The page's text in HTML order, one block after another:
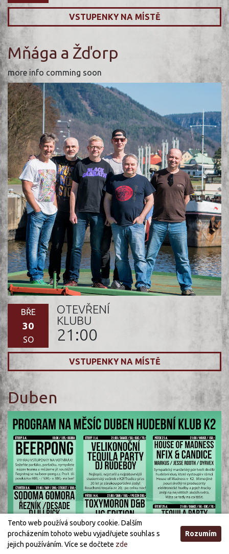
VSTUPENKY NA MÍSTĚ
Mňága a Žďorp
more info comming soon
BŘE
30
SO
OTEVŘENÍ
KLUBU
21:00
VSTUPENKY NA MÍSTĚ
Duben
Tento web používá soubory cookie. Dalším
procházením tohoto webu vyjadřujete souhlas s
jejich používáním. Více se dočtete zde
Rozumím